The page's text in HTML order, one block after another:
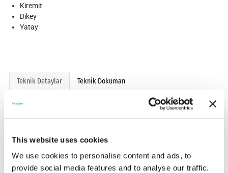
This website uses cookies
We use cookies to personalise content and ads, to
provide social media features and to analyse our traffic.
Kiremit
Dikey
Yatay
Teknik Detaylar Teknik Doküman
Ebat